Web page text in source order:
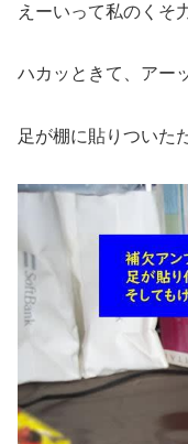
えーいって私のくそ
ハカッときて、アー
足が棚に貼りついた